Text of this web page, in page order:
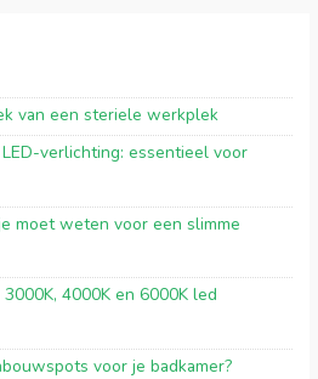
van een steriele werkplek
verlichting: essentieel voor
moet weten voor een slimme
4000K en 6000K led
voor je badkamer?